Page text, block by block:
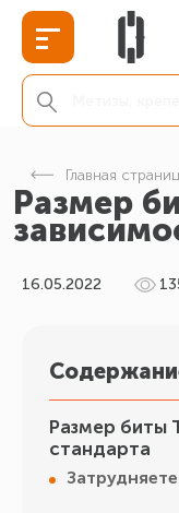
Главная
Размер
16.05.2022
Размер биты
стандарта